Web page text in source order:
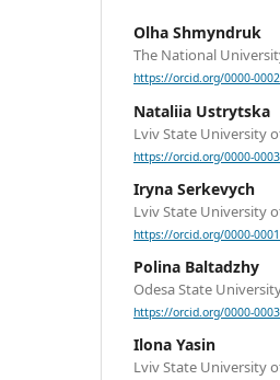
Оlha Shmyndruk
The National
https://orcid.org/0000-
Nataliia Ustrytska
Lviv State University
https://orcid.org/0000-
Iryna Serkevych
Lviv State University
https://orcid.org/0000-
Polina Baltadzhy
Odesa State
https://orcid.org/0000-
Ilona Yasin
Lviv State University